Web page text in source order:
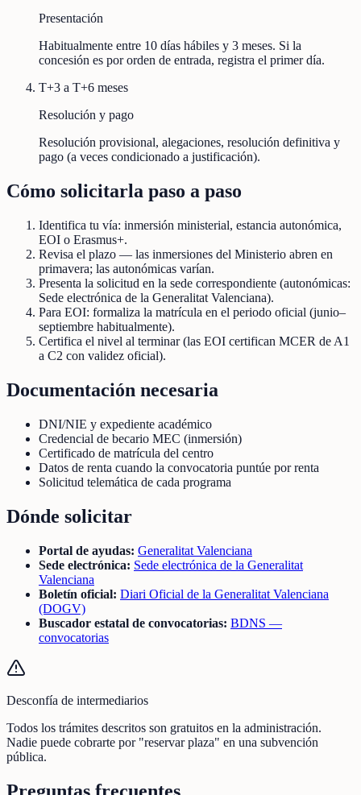
Presentación
Habitualmente entre 10 días hábiles y 3 meses. Si la
concesión es por orden de entrada, registra el primer día.
T+3 a T+6 meses
Resolución y pago
Resolución provisional, alegaciones, resolución definitiva y
pago (a veces condicionado a justificación).
Cómo solicitarla paso a paso
Identifica tu vía: inmersión ministerial, estancia autonómica,
EOI o Erasmus+.
Revisa el plazo — las inmersiones del Ministerio abren en
primavera; las autonómicas varían.
Presenta la solicitud en la sede correspondiente (autonómicas:
Sede electrónica de la Generalitat Valenciana).
Para EOI: formaliza la matrícula en el periodo oficial (junio–
septiembre habitualmente).
Certifica el nivel al terminar (las EOI certifican MCER de A1
a C2 con validez oficial).
Documentación necesaria
DNI/NIE y expediente académico
Credencial de becario MEC (inmersión)
Certificado de matrícula del centro
Datos de renta cuando la convocatoria puntúe por renta
Solicitud telemática de cada programa
Dónde solicitar
Portal de ayudas: Generalitat Valenciana
Sede electrónica: Sede electrónica de la Generalitat
Valenciana
Boletín oficial: Diari Oficial de la Generalitat Valenciana
(DOGV)
Buscador estatal de convocatorias: BDNS —
convocatorias
Desconfía de intermediarios
Todos los trámites descritos son gratuitos en la administración.
Nadie puede cobrarte por "reservar plaza" en una subvención
pública.
Preguntas frecuentes